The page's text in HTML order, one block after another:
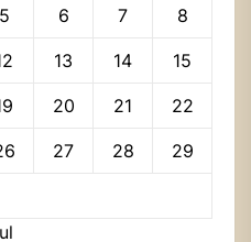
5 6 7 8
13 14 15
20 21 22
27 28 29